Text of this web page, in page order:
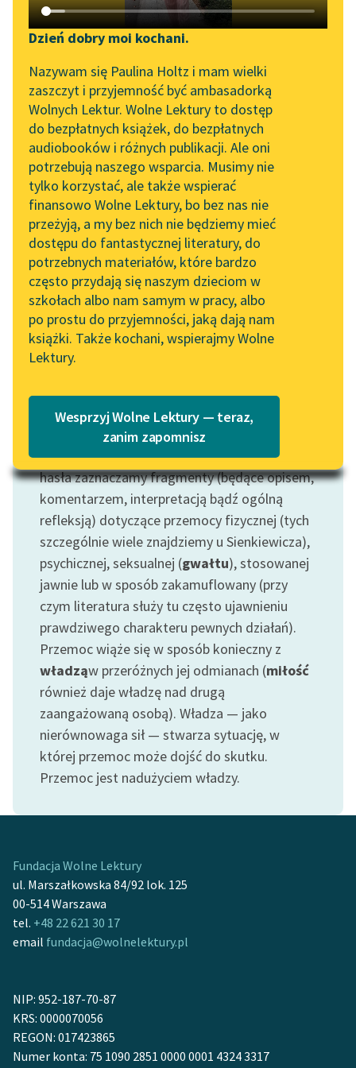
Katalog DAISY
Podkasty o książkach
Zgłoś brak utworu
Aktualności
„Prokurator Alicja Horn”
do słuchania
Byliśmy częścią AI Impact
Lab
Zapraszamy na spotkanie
online z tłumaczkami
literatury skandynawskiej
Spotkanie z Katarzyną
Tunkiel w Oslo
102. lata temu zmarł
Joseph Conrad
Lektury szkolne i klasyka
literatury do słuchania dla
uczennic i uczniów z
niepełnosprawnościami
E-kolekcja lektur
szkolnych i literatury do
słuchania dla uczennic i
uczniów z
niepełnosprawnościami
Feministyczne inspiracje.
Popularyzacja
skandynawskiej literatury
feministycznej
Ręce pełne poezji
Kolekcje edukacyjne
twórców przechodzących
do domeny publicznej,
lektur szkolnych oraz
Odkurzamy bohaterów
Szkoła Poezji Wolnych
Lektur
Narzędzia
Mapa Wolnych Lektur
Leśmianator
Przewodnik dla piszących i
czytających
API
OAI-PMH
Widget Wolnych Lektur
Przypisy
Katalog w formacie PDF
O nas
O projekcie
Zespół
Dzień dobry moi kochani.
Nazywam się Paulina Holtz i mam wielki
zaszczyt i przyjemność być ambasadorką
Wolnych Lektur. Wolne Lektury to dostęp
do bezpłatnych książek, do bezpłatnych
audiobooków i różnych publikacji. Ale oni
potrzebują naszego wsparcia. Musimy nie
tylko korzystać, ale także wspierać
finansowo Wolne Lektury, bo bez nas nie
przeżyją, a my bez nich nie będziemy mieć
dostępu do fantastycznej literatury, do
potrzebnych materiałów, które bardzo
często przydają się naszym dzieciom w
szkołach albo nam samym w pracy, albo
po prostu do przyjemności, jaką dają nam
książki. Także kochani, wspierajmy Wolne
Lektury.
Wesprzyj Wolne Lektury — teraz,
zanim zapomnisz
Krzysztof Kamil Baczyński
Elegia o... [chłopcu
polskim]
Oddzielili cię, syneczku,
od snów, co jak motyl
drżą,
haftowali ci, syneczku,
smutne oczy rudą...
Czytaj więcej
Jest to środek dość często stosowany, by
skłonić innych do postępowania zgodnego z
naszą wolą oraz interesem. Za pomocą tego
hasła zaznaczamy fragmenty (będące opisem,
komentarzem, interpretacją bądź ogólną
refleksją) dotyczące przemocy fizycznej (tych
szczególnie wiele znajdziemy u Sienkiewicza),
psychicznej, seksualnej (gwałtu), stosowanej
jawnie lub w sposób zakamuflowany (przy
czym literatura służy tu często ujawnieniu
prawdziwego charakteru pewnych działań).
Przemoc wiąże się w sposób konieczny z
władząw przeróżnych jej odmianach (miłość
również daje władzę nad drugą
zaangażowaną osobą). Władza — jako
nierównowaga sił — stwarza sytuację, w
której przemoc może dojść do skutku.
Przemoc jest nadużyciem władzy.
Fundacja Wolne Lektury
ul. Marszałkowska 84/92 lok. 125
00-514 Warszawa
tel. +48 22 621 30 17
email fundacja@wolnelektury.pl
NIP: 952-187-70-87
KRS: 0000070056
REGON: 017423865
Numer konta: 75 1090 2851 0000 0001 4324 3317